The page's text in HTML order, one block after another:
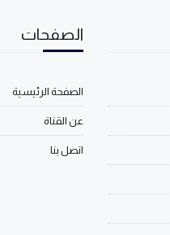
الصفحات
الصفحة الرئيسية
عن القناة
اتصل بنا